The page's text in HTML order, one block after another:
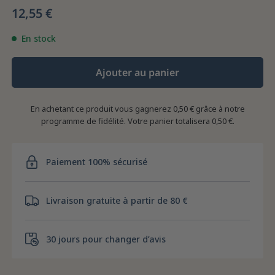
12,55 €
En stock
Ajouter au panier
En achetant ce produit vous gagnerez 0,50 €grâce à notre
programme de fidélité. Votre panier totalisera 0,50 €.
Paiement 100% sécurisé
Livraison gratuite à partir de 80 €
30 jours pour changer d’avis